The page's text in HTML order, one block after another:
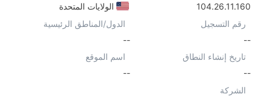
104.26.11.160
الولايات المتحدة
رقم التسجيل
--
الدول/المناطق الرئيسية
--
تاريخ إنشاء النطاق
--
اسم الموقع
--
الشركة